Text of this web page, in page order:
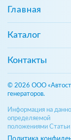
Главная
Каталог
Контакты
© 2026 ООО
генераторов.
Информация на
определяемой
положениями